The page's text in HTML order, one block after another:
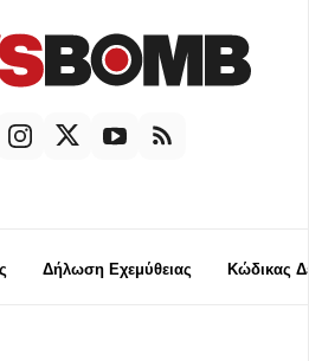
Δήλωση Εχεμύθειας Κώδικας